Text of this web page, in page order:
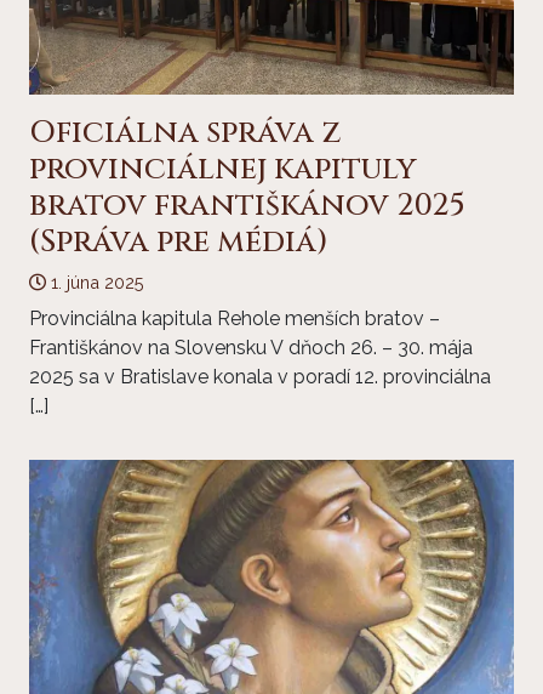
Oficiálna správa z
provinciálnej kapituly
bratov františkánov 2025
(Správa pre médiá)
1. júna 2025
Provinciálna kapitula Rehole menších bratov –
Františkánov na Slovensku V dňoch 26. – 30. mája
2025 sa v Bratislave konala v poradí 12. provinciálna
[…]